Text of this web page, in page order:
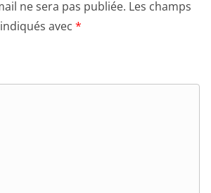
ne sera pas publiée. Les champs
avec *